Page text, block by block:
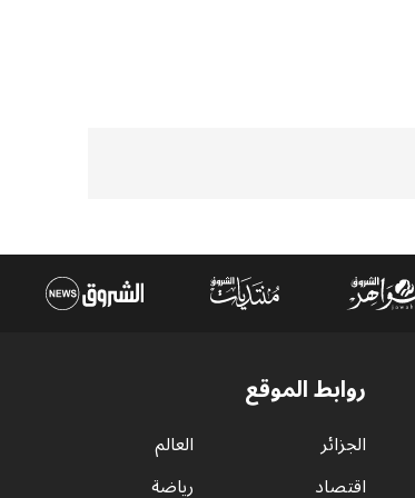
روابط الموقع
الجزائر
العالم
اقتصاد
رياضة